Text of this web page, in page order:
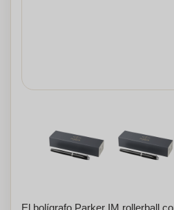
El bolígrafo Parker IM rollerball